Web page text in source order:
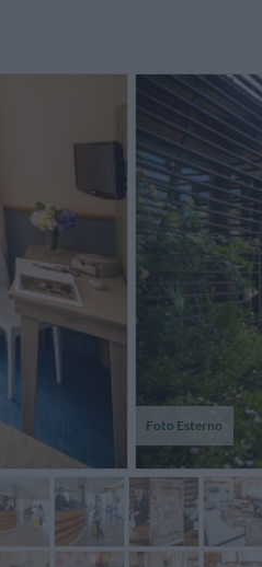
Foto Esterno
was ok on
we were
45 minutes
buses that
Regno Unito
La camera ci è
esteticamente migliore
l'abbiamo vista nelle
web dell'hotel, la pulizia
Alberto,